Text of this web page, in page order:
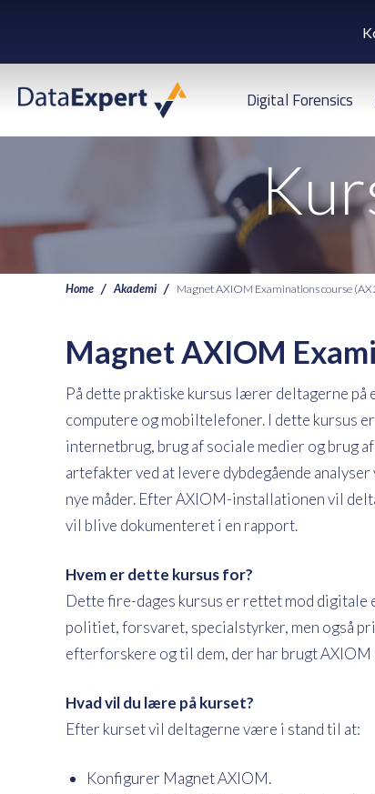
Digital Forensics
Home Akademi Magnet AXIOM Examinations course
Magnet AXIOM
På dette praktiske kursus lærer deltagerne på
computere og mobiltelefoner. I dette kursus
internetbrug, brug af sociale medier og brug af
artefakter ved at levere dybdegående
nye måder. Efter AXIOM-installationen vil
vil blive dokumenteret i en rapport.
Hvem er dette kursus for?
Dette fire-dages kursus er rettet mod
politiet, forsvaret, specialstyrker, men også
efterforskere og til dem, der har brugt AXIOM
Hvad vil du lære på kurset?
Efter kurset vil deltagerne være i stand til at:
Konfigurer Magnet AXIOM.